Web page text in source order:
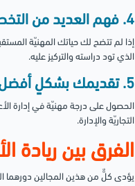
4. فهم العديد من التخصصات
إذا لم تتضح لك حياتك المهنيّة
الذي تود دراسته والتركيز عليه.
5. تقديمك بشكلٍ أفضل لعالم الأعمال
الحصول على درجة مهنيّة في إدارة
التجاريّة والإدارة.
الفرق بين ريادة
يؤدى كلٌّ من هذين المجالين دورهما